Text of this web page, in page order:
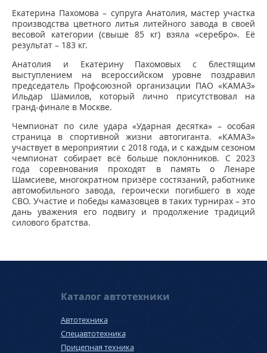
Екатерина Пахомова – супруга Анатолия, мастер участка
производства цветного литья литейного завода в своей
весовой категории (свыше 85 кг) взяла «серебро». Её
результат – 183 кг.
Анатолия и Екатерину Пахомовых с блестящим
выступлением на всероссийском уровне поздравил
председатель Профсоюзной организации ПАО «КАМАЗ»
Ильдар Шамилов, который лично присутствовал на
гранд-финале в Москве.
Чемпионат по силе удара «Ударная десятка» – особая
страница в спортивной жизни автогиганта. «КАМАЗ»
участвует в мероприятии с 2018 года, и с каждым сезоном
чемпионат собирает всё больше поклонников. С 2023
года соревнования проходят в память о Ленаре
Шамсиеве, многократном призёре состязаний, работнике
автомобильного завода, героически погибшего в ходе
СВО. Участие и победы камазовцев в таких турнирах – это
дань уважения его подвигу и продолжение традиций
силового братства.
Каталог автотехники
Автотехника
Спецавтотехника
Прицепная техника